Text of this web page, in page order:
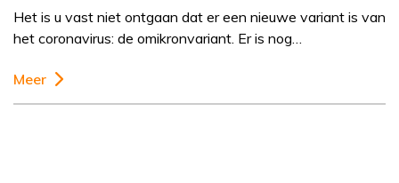
Het is u vast niet ontgaan dat er een nieuwe variant is van
het coronavirus: de omikronvariant. Er is nog…
Meer